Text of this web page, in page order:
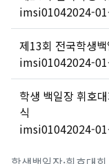
imsi01042024-
제13회 전국학생
imsi01042024-
학생 백일장 휘호
식
imsi01042024-